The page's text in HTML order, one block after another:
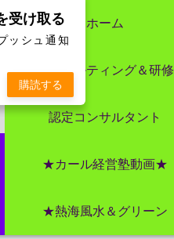
ホーム
コンサルティング＆研修
認定コンサルタント
★カール経営塾動画★
★熱海風水＆グリーン
受け取る
ッシュ通知
購読する